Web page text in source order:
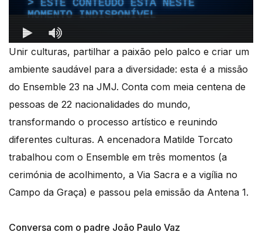
Unir culturas, partilhar a paixão pelo palco e criar um
ambiente saudável para a diversidade: esta é a missão
do Ensemble 23 na JMJ. Conta com meia centena de
pessoas de 22 nacionalidades do mundo,
transformando o processo artístico e reunindo
diferentes culturas. A encenadora Matilde Torcato
trabalhou com o Ensemble em três momentos (a
cerimónia de acolhimento, a Via Sacra e a vigília no
Campo da Graça) e passou pela emissão da Antena 1.
Conversa com o padre João Paulo Vaz